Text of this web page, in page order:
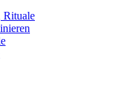
Rituale